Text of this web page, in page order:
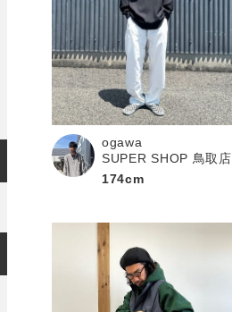
ogawa
SUPER SHOP 鳥取店
174cm